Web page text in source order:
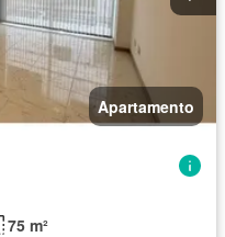
Apartamento
75 m²